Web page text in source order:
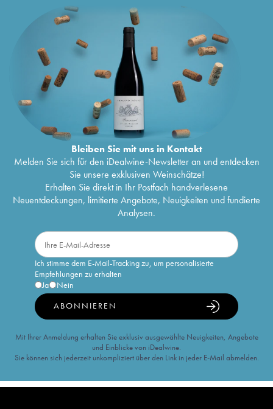
Bleiben Sie mit uns in Kontakt
Melden Sie sich für den iDealwine-Newsletter an und entdecken
Sie unsere exklusiven Weinschätze!
Erhalten Sie direkt in Ihr Postfach handverlesene
Neuentdeckungen, limitierte Angebote, Neuigkeiten und fundierte
Analysen.
Ich stimme dem E-Mail-Tracking zu, um personalisierte
Empfehlungen zu erhalten
Ja
Nein
ABONNIEREN
Mit Ihrer Anmeldung erhalten Sie exklusiv ausgewählte Neuigkeiten, Angebote
und Einblicke von iDealwine.
Sie können sich jederzeit unkompliziert über den Link in jeder E-Mail abmelden.